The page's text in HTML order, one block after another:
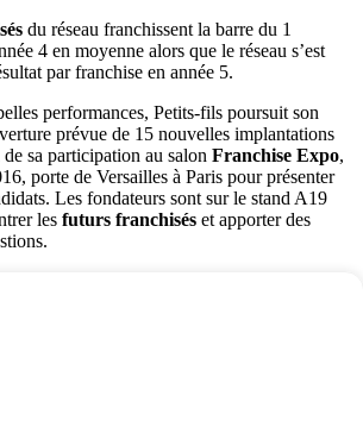
du réseau franchissent la barre du 1
4 en moyenne alors que le réseau s’est
par franchise en année 5.
performances, Petits-fils poursuit son
prévue de 15 nouvelles implantations
sa participation au salon Franchise Expo,
porte de Versailles à Paris pour présenter
Les fondateurs sont sur le stand A19
les futurs franchisés et apporter des